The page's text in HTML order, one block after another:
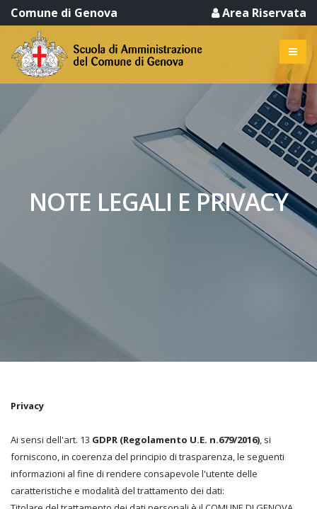
Comune di Genova Area Riservata
NOTE LEGALI E PRIVACY
Privacy
Ai sensi dell'art. 13 GDPR (Regolamento U.E. n.679/2016), si
forniscono, in coerenza del principio di trasparenza, le seguenti
informazioni al fine di rendere consapevole l'utente delle
caratteristiche e modalità del trattamento dei dati: